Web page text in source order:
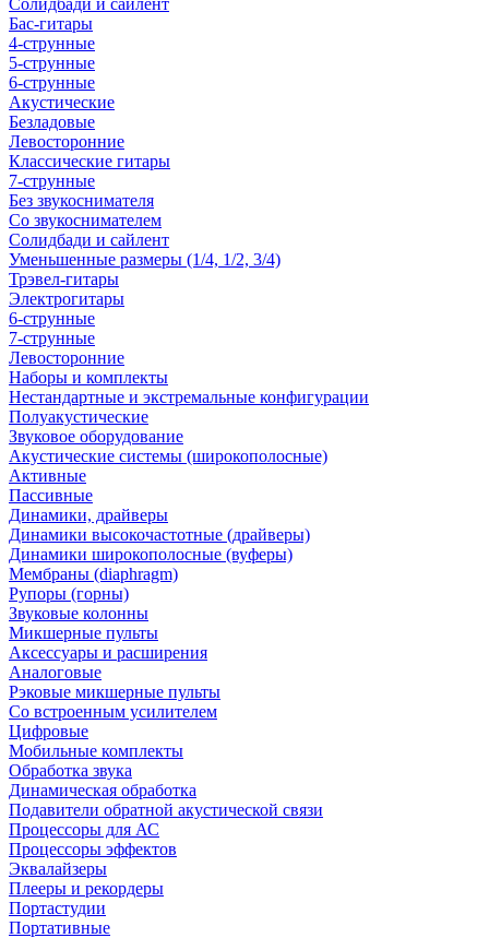
Солидбади и сайлент
Бас-гитары
4-струнные
5-струнные
6-струнные
Акустические
Безладовые
Левосторонние
Классические гитары
7-струнные
Без звукоснимателя
Со звукоснимателем
Солидбади и сайлент
Уменьшенные размеры (1/4, 1/2, 3/4)
Трэвел-гитары
Электрогитары
6-струнные
7-струнные
Левосторонние
Наборы и комплекты
Нестандартные и экстремальные конфигурации
Полуакустические
Звуковое оборудование
Акустические системы (широкополосные)
Активные
Пассивные
Динамики, драйверы
Динамики высокочастотные (драйверы)
Динамики широкополосные (вуферы)
Мембраны (diaphragm)
Рупоры (горны)
Звуковые колонны
Микшерные пульты
Аксессуары и расширения
Аналоговые
Рэковые микшерные пульты
Со встроенным усилителем
Цифровые
Мобильные комплекты
Обработка звука
Динамическая обработка
Подавители обратной акустической связи
Процессоры для АС
Процессоры эффектов
Эквалайзеры
Плееры и рекордеры
Портастудии
Портативные